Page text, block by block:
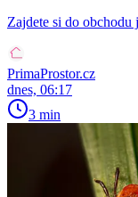
Zajdete si do
PrimaProstor.cz
dnes, 06:17
3 min